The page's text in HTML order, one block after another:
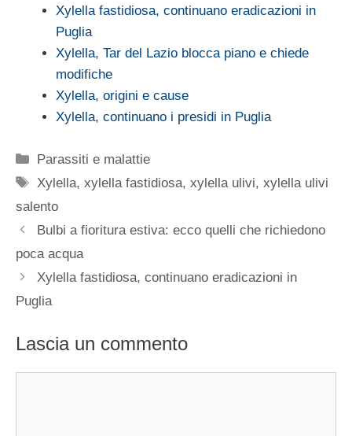
Xylella fastidiosa, continuano eradicazioni in
Puglia
Xylella, Tar del Lazio blocca piano e chiede
modifiche
Xylella, origini e cause
Xylella, continuano i presidi in Puglia
Categorie
Parassiti e malattie
Tag
Xylella,xylella fastidiosa,xylella ulivi,xylella ulivi
salento
Bulbi a fioritura estiva: ecco quelli che richiedono
poca acqua
Xylella fastidiosa, continuano eradicazioni in
Puglia
Lascia un commento